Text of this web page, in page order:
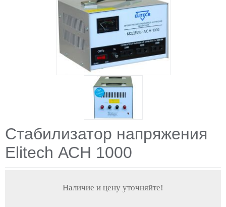
Стабилизатор напряжения
Elitech АСН 1000
Наличие и цену уточняйте!